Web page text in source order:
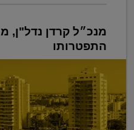
מנכ״ל קרדן נדל"ן,
התפטרותו